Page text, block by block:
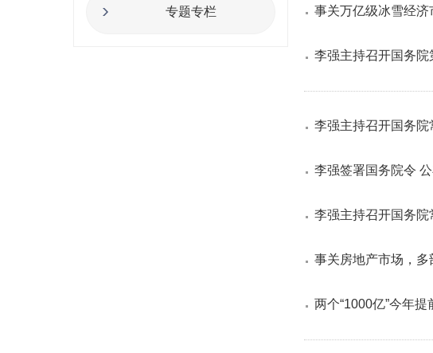
专题专栏 事关万亿级冰雪经
李强主持召开国务
李强主持召开国务
李强签署国务院令
李强主持召开国务
事关房地产市场，多
两个“1000亿”今年